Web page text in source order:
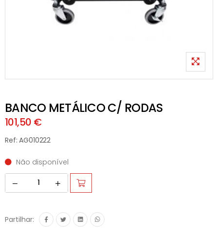
BANCO METÁLICO C/ RODAS
101,50 €
Ref: AG010222
Não disponível
Partilhar: